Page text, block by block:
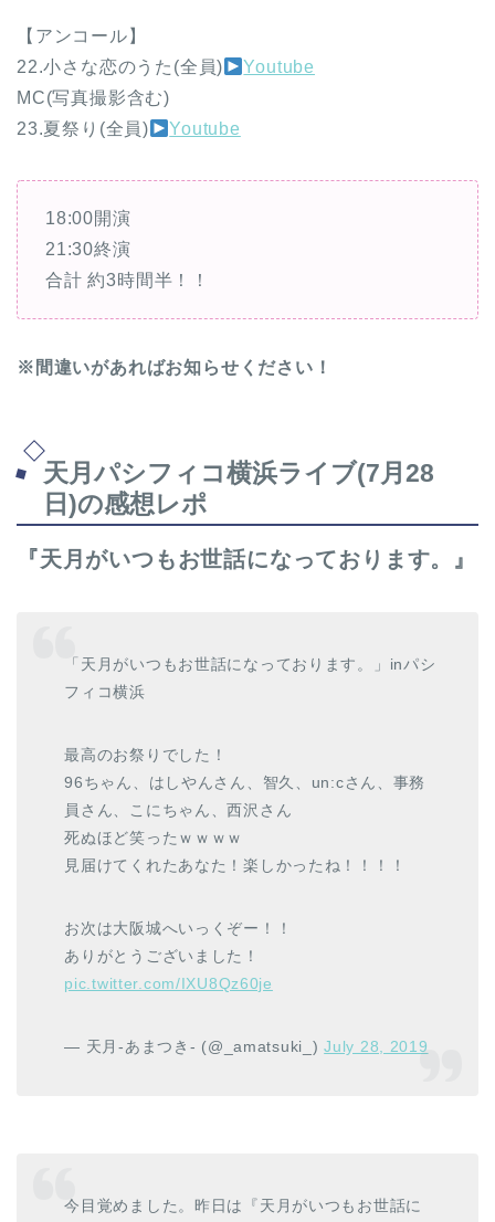
【アンコール】
22.小さな恋のうた(全員)
Youtube
MC(写真撮影含む)
23.夏祭り(全員)
Youtube
18:00開演
21:30終演
合計 約3時間半！！
※間違いがあればお知らせください！
天月パシフィコ横浜ライブ(7月28
日)の感想レポ
『天月がいつもお世話になっております。』
「天月がいつもお世話になっております。」inパシ
フィコ横浜
最高のお祭りでした！
96ちゃん、はしやんさん、智久、un:cさん、事務
員さん、こにちゃん、西沢さん
死ぬほど笑ったｗｗｗｗ
見届けてくれたあなた！楽しかったね！！！！
お次は大阪城へいっくぞー！！
ありがとうございました！
pic.twitter.com/IXU8Qz60je
— 天月-あまつき- (@_amatsuki_)July 28, 2019
今目覚めました。昨日は『天月がいつもお世話に